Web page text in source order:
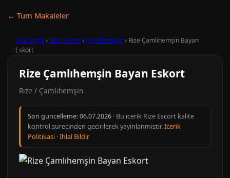
← Tum Makaleler
Ana Sayfa › Rize Escort› Çamlıhemşin› Rize Çamlıhemşin Bayan
Eskort
Rize Çamlıhemşin Bayan Eskort
Rize / Çamlıhemşin
Son guncelleme:06.07.2026 · Bu icerik Rize Escort kalite
kontrol surecinden gecirilerek yayinlanmistir.Icerik
Politikasi ·Ihlal Bildir